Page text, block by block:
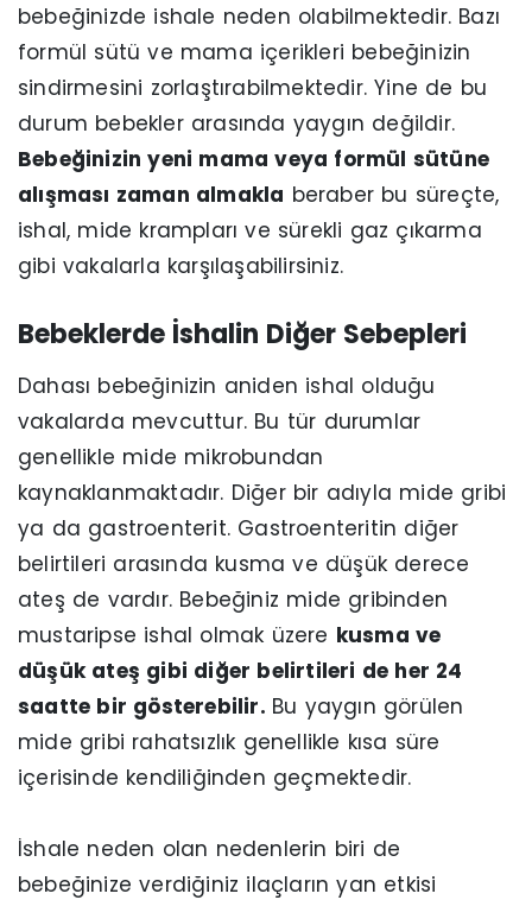
bebeğinizde ishale neden olabilmektedir. Bazı
formül sütü ve mama içerikleri bebeğinizin
sindirmesini zorlaştırabilmektedir. Yine de bu
durum bebekler arasında yaygın değildir.
Bebeğinizin yeni mama veya formül sütüne
alışması zaman almakla beraber bu süreçte,
ishal, mide krampları ve sürekli gaz çıkarma
gibi vakalarla karşılaşabilirsiniz.
Bebeklerde İshalin Diğer Sebepleri
Dahası bebeğinizin aniden ishal olduğu
vakalarda mevcuttur. Bu tür durumlar
genellikle mide mikrobundan
kaynaklanmaktadır. Diğer bir adıyla mide gribi
ya da gastroenterit. Gastroenteritin diğer
belirtileri arasında kusma ve düşük derece
ateş de vardır. Bebeğiniz mide gribinden
mustaripse ishal olmak üzere kusma ve
düşük ateş gibi diğer belirtileri de her 24
saatte bir gösterebilir. Bu yaygın görülen
mide gribi rahatsızlık genellikle kısa süre
içerisinde kendiliğinden geçmektedir.
İshale neden olan nedenlerin biri de
bebeğinize verdiğiniz ilaçların yan etkisi